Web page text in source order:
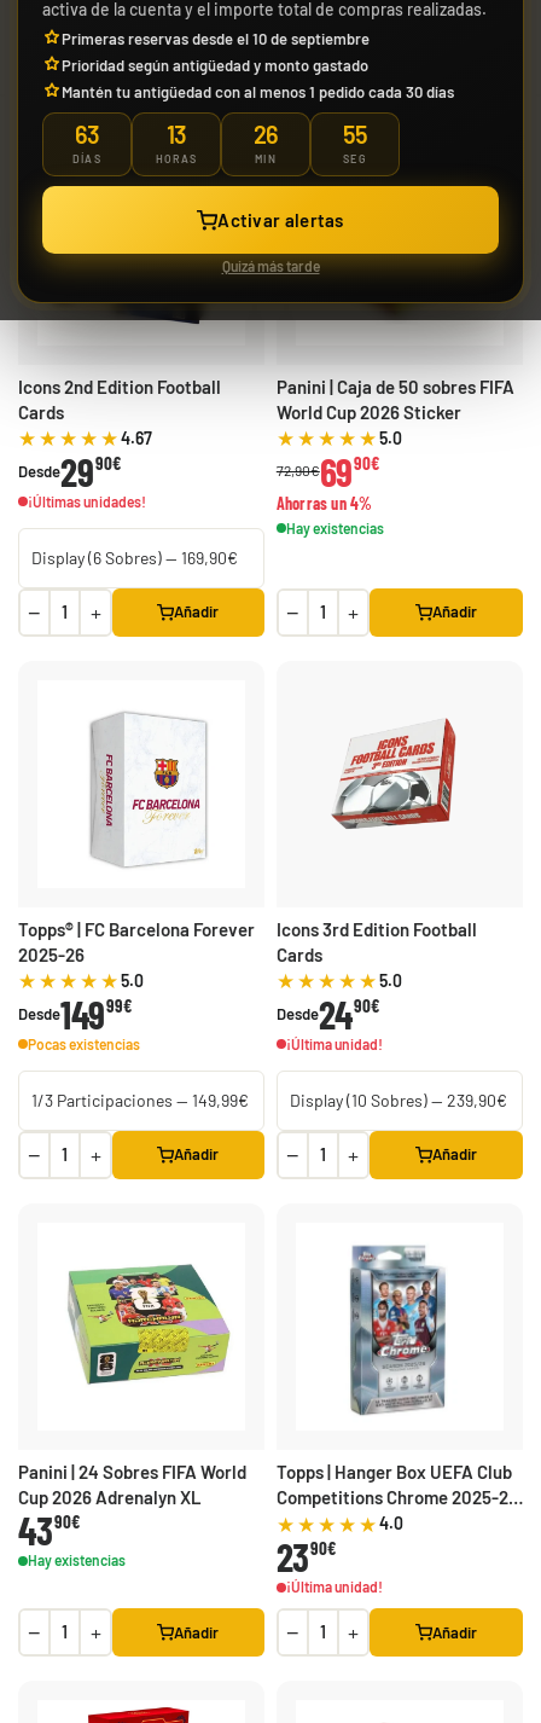
Magic | Marvel Super
Heroes Bundle Gift
Edition
86,90 €
Hay existencias
Jose Cruz Galindo-
Resendiz "Pult Bomb"
Mazo World
Championship 2025
Deck
Desde 29,90 €
¡Últimas unidades!
Yuya Okita "JP Raging
Bolt" Mazo World
Deck
39,90 €
¡Últimas unidades!
World Championship
2025 Deck
Desde29,90 €
¡Últimas unidades!
World Championship
¡Últimas unidades!
Build and Battle
Unbroken Bonds |
Indestructibles
Build and Battle
Unified Minds | Mentes
429,90 €
¡Última unidad!
Desde
30th Celebration
Umbreon Battle Deck
Celebraciones 30
Aniversario
39,90 €Desde19,90 €
activa de la cuenta y el importe total de compras realizadas.
Primeras reservas desde el 10 de septiembre
Prioridad según antigüedad y monto gastado
Mantén tu antigüedad con al menos 1 pedido cada 30 días
63
DÍAS
13
HORAS
26
MIN
54
SEG
Activar alertas
Quizá más tarde
Filtrar y ordenar
Icons 2nd Edition Football
Cards
4.67
Desde2990€
¡Últimas unidades!
− + Añadir
OFERTA
Panini | Caja de 50 sobres FIFA
World Cup 2026 Sticker
5.0
72,90€6990€
Ahorras un 4%
Hay existencias
− + Añadir
Topps® | FC Barcelona Forever
2025-26
5.0
Desde14999€
Pocas existencias
− + Añadir
Icons 3rd Edition Football
Cards
5.0
Desde2490€
¡Última unidad!
− + Añadir
Panini | 24 Sobres FIFA World
Cup 2026 Adrenalyn XL
4390€
Hay existencias
− + Añadir
Topps | Hanger Box UEFA Club
Competitions Chrome 2025-26
(15 cartas)
4.0
2390€
¡Última unidad!
− + Añadir